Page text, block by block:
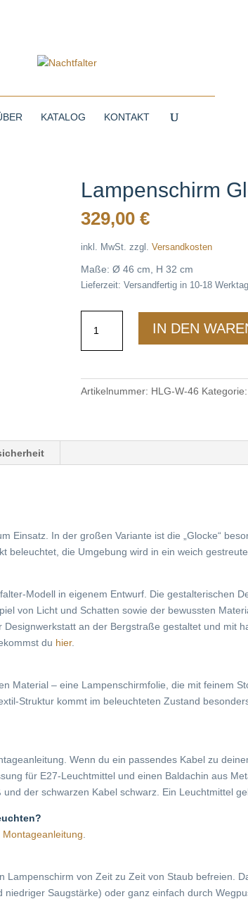
KATALOG KONTAKT
Lampenschirm
329,00 €
inkl. MwSt. zzgl. Versandkosten
Maße: Ø 46 cm, H 32 cm
Lieferzeit: Versandfertig in 10-18
Glocke
groß
IN DEN
Artikelnummer: HLG-W-46 Kategorie:
Einsatz. In der großen Variante ist die „Glocke“
die Umgebung wird in ein weich
Modell in eigenem Entwurf. Die gestalterischen
von Licht und Schatten sowie der bewussten
an der Bergstraße gestaltet und mit
du hier.
Material – eine Lampenschirmfolie, die mit feinem
Struktur kommt im beleuchteten Zustand
Wenn du ein passendes Kabel zu
für E27-Leuchtmittel und einen Baldachin aus
der schwarzen Kabel schwarz. Ein Leuchtmittel
Montageanleitung
von Zeit zu Zeit von Staub befreien.
Saugstärke) oder ganz einfach durch